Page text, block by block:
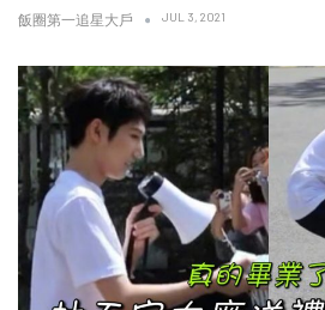
飯圈第一追星大戶 JUL 3, 2021